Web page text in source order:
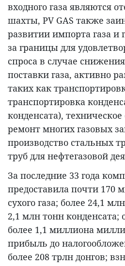
входного газа являются
шахты, PV GAS также
развитии импорта газа и
за границы для
спроса в случае
поставки газа, активно
таких как
транспортировка
конденсата),
ремонт многих газовых
производство стальных
труб для нефтегазовой
За последние 33 года
предоставила почти 170
сухого газа; более 24,1
2,1 млн тонн конденсата;
более 1,1 миллиона
прибыль до
более 208 трлн донгов;